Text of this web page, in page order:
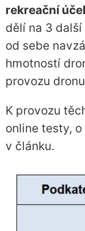
rekreační
dělí na 3 další
od sebe
hmotností
provozu
K provozu
online testy,
v článku.